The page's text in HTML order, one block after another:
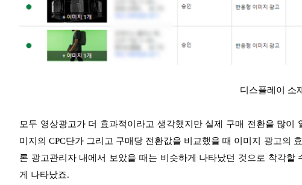
디스플레이 소
모두 영상광고가 더 효과적이라고 생각했지만 실제 구매 전환을 많이
미지의 CPC단가 그리고 구매당 전환값을 비교했을 때 이미지 광고의
론 광고관리자 내에서 보았을 때는 비슷하게 나타났던 것으로 착각할
게 나타났죠.